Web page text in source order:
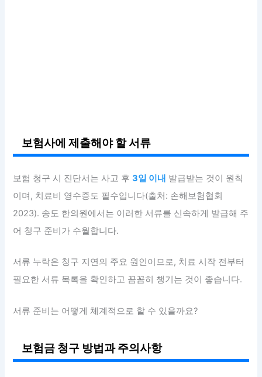
보험사에 제출해야 할 서류
보험 청구 시 진단서는 사고 후3일 이내 발급받는 것이 원칙
이며, 치료비 영수증도 필수입니다(출처: 손해보험협회
2023). 송도 한의원에서는 이러한 서류를 신속하게 발급해 주
어 청구 준비가 수월합니다.
서류 누락은 청구 지연의 주요 원인이므로, 치료 시작 전부터
필요한 서류 목록을 확인하고 꼼꼼히 챙기는 것이 좋습니다.
서류 준비는 어떻게 체계적으로 할 수 있을까요?
보험금 청구 방법과 주의사항